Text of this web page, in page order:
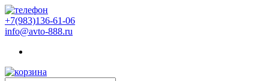
+7(983)136-61-06
info@avto-888.ru